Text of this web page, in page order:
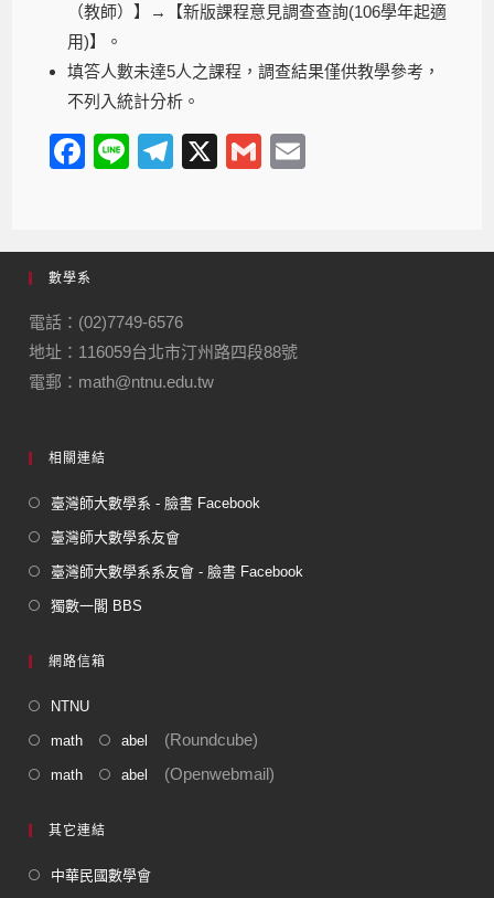
（教師）】→【新版課程意見調查查詢(106學年起適
用)】。
填答人數未達5人之課程，調查結果僅供教學參考，
不列入統計分析。
F
e
b
o
o
k
Li
T
gr
m
X
G
數學系
電話：(02)7749-6576
地址：116059台北市汀州路四段88號
電郵：math@ntnu.edu.tw
相關連結
臺灣師大數學系 - 臉書 Facebook
臺灣師大數學系友會
臺灣師大數學系系友會 - 臉書 Facebook
獨數一閣 BBS
網路信箱
NTNU
math abel (Roundcube)
math abel (Openwebmail)
其它連結
中華民國數學會